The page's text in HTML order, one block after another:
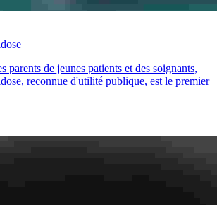
parents de jeunes patients et des soignants,
reconnue d'utilité publique, est le premier